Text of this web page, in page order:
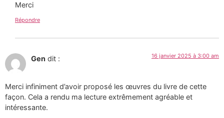
Merci
Répondre
Gen dit : 16 janvier 2025 à 3:00 am
Merci infiniment d’avoir proposé les œuvres du livre de cette
façon. Cela a rendu ma lecture extrêmement agréable et
intéressante.